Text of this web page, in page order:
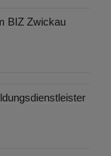
BIZ Zwickau